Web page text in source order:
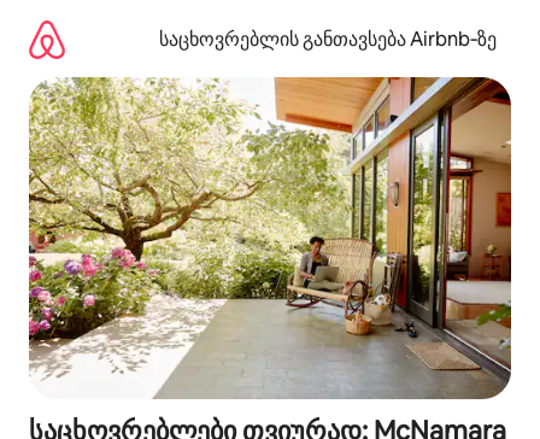
გადასვლა
საცხოვრებლის განთავსება Airbnb‑ზე
საცხოვრებლები თვიურად: McNamara